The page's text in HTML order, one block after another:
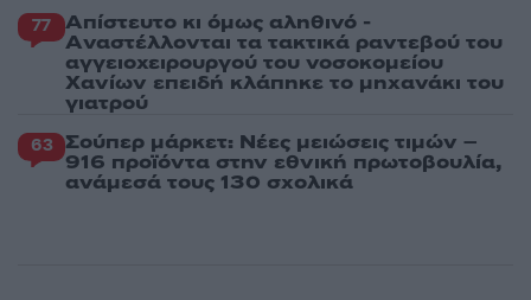
77 Απίστευτο κι όμως αληθινό -
Aναστέλλονται τα τακτικά ραντεβού του
αγγειοχειρουργού του νοσοκομείου
Χανίων επειδή κλάπηκε το μηχανάκι του
γιατρού
63 Σούπερ μάρκετ: Νέες μειώσεις τιμών –
916 προϊόντα στην εθνική πρωτοβουλία,
ανάμεσά τους 130 σχολικά